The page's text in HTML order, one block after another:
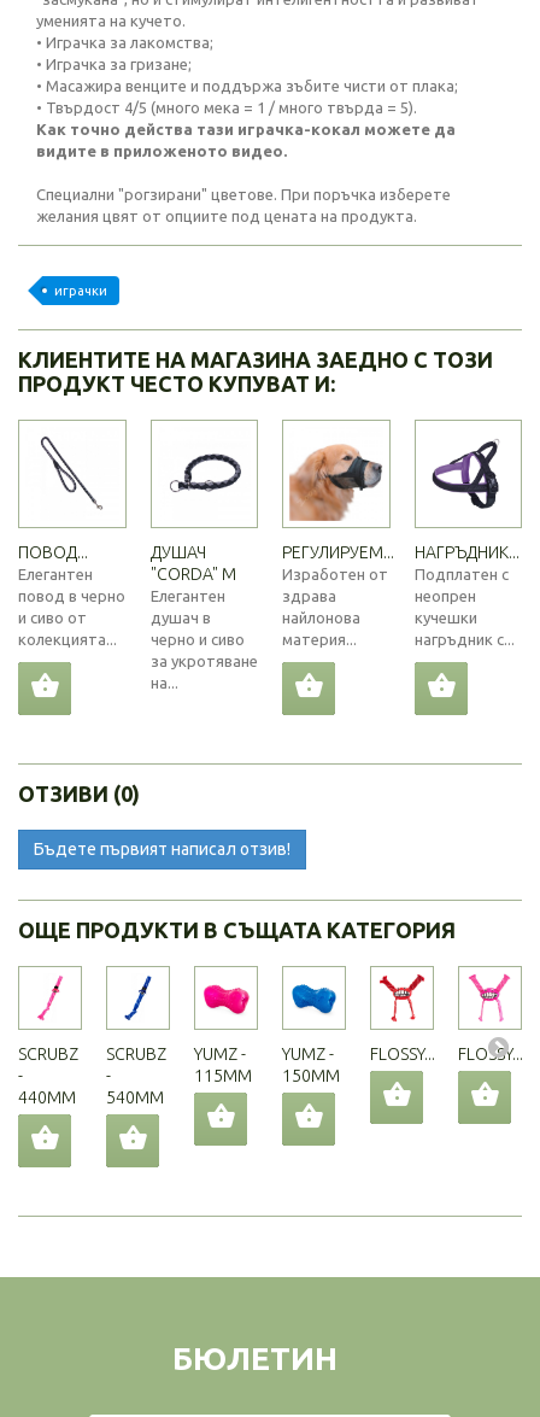
уменията на кучето.
• Играчка за лакомства;
• Играчка за гризане;
• Масажира венците и поддържа зъбите чисти от плака;
• Твърдост 4/5 (много мека = 1 / много твърда = 5).
Как точно действа тази играчка-кокал можете да
видите в приложеното видео.
Специални "рогзирани" цветове. При поръчка изберете
желания цвят от опциите под цената на продукта.
играчки
КЛИЕНТИТЕ НА МАГАЗИНА ЗАЕДНО С ТОЗИ
ПРОДУКТ ЧЕСТО КУПУВАТ И:
ПОВОД...
Елегантен
повод в черно
и сиво от
колекцията...
ДУШАЧ
"CORDA" M
Елегантен
душач в
черно и сиво
за укротяване
на...
РЕГУЛИРУЕМ...
Изработен от
здрава
найлонова
материя...
НАГРЪДНИК...
Подплатен с
неопрен
кучешки
нагръдник с...
ОТЗИВИ (0)
Бъдете първият написал отзив!
ОЩЕ ПРОДУКТИ В СЪЩАТА КАТЕГОРИЯ
SCRUBZ
-
440MM
SCRUBZ
-
540MM
YUMZ -
115MM
YUMZ -
150MM
FLOSSY... FLOSSY...
БЮЛЕТИН